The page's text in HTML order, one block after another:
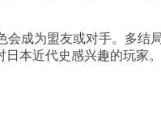
成为盟友或对手。多结
本近代史感兴趣的玩家。